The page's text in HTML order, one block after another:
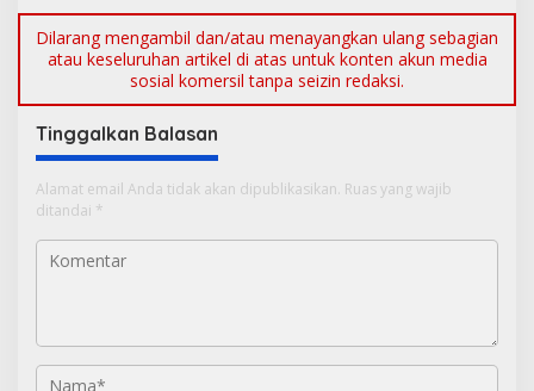
Dilarang mengambil dan/atau menayangkan ulang sebagian
atau keseluruhan artikel di atas untuk konten akun media
sosial komersil tanpa seizin redaksi.
Tinggalkan Balasan
Alamat email Anda tidak akan dipublikasikan. Ruas yang wajib
ditandai *